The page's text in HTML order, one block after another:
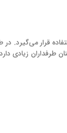
قرار می‌گیرد.
طرفداران زیادی